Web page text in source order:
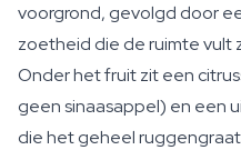
voorgrond, gevolgd door
zoetheid die de ruimte
Onder het fruit zit een
geen sinaasappel) en een
die het geheel